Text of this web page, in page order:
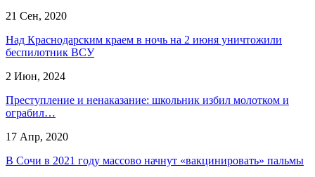
21 Сен, 2020
Над Краснодарским краем в ночь на 2 июня уничтожили
беспилотник ВСУ
2 Июн, 2024
Преступление и ненаказание: школьник избил молотком и
ограбил…
17 Апр, 2020
В Сочи в 2021 году массово начнут «вакцинировать» пальмы